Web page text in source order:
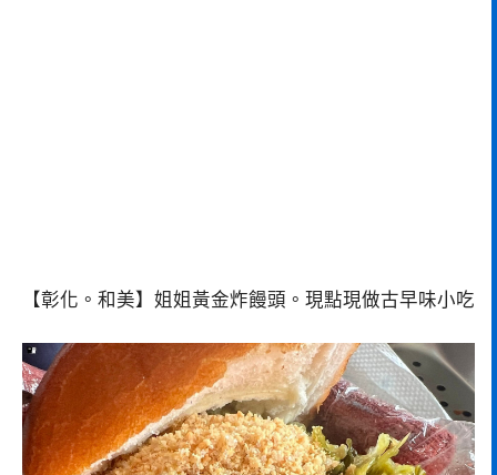
【彰化。和美】姐姐黃金炸饅頭。現點現做古早味小吃